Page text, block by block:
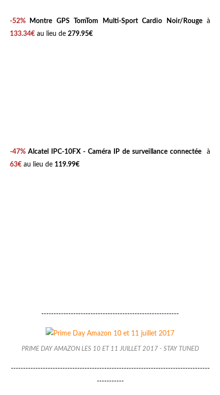
-52% Montre GPS TomTom Multi-Sport Cardio Noir/Rougeà
133.34€ au lieu de 279.95€
-47% Alcatel IPC-10FX - Caméra IP de surveillance connectée
à
63€ au lieu de 119.99€
--------------------------------------------------------
PRIME DAY AMAZON LES 10 ET 11 JUILLET 2017 - STAY TUNED
---------------------------------------------------------------------------------
-----------